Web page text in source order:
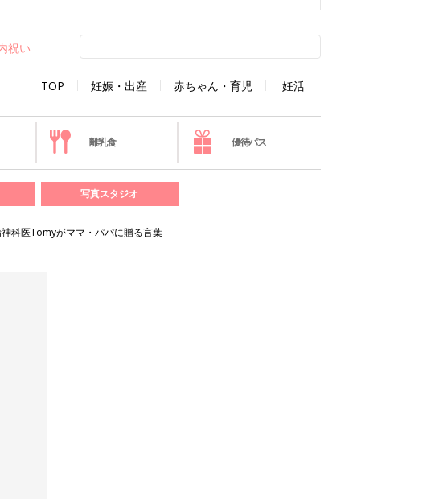
TOP 妊娠・出産 赤ちゃん・育児 妊活
祝い
離乳食 優待パス
写真スタジオ
科医Tomyがママ・パパに贈る言葉